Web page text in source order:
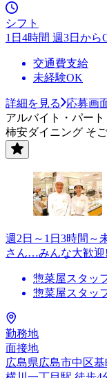
シフト
1日4時間 週3日から
交通費支給
未経験OK
詳細を見る
応募画
アルバイト・パート
柿安ダイニング そ
週2日～1日3時間～
さん…みんな大歓迎
惣菜屋スタッ
惣菜屋スタッ
勤務地
面接地
広島県広島市中区